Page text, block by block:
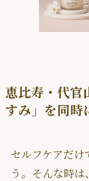
恵比寿・代官
すみ」を同時
セルフケアだけ
う。そんな時